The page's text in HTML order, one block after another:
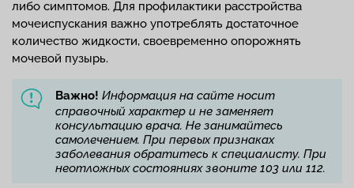
либо симптомов. Для профилактики расстройства
мочеиспускания важно употреблять достаточное
количество жидкости, своевременно опорожнять
мочевой пузырь.
Важно! Информация на сайте носит
справочный характер и не заменяет
консультацию врача. Не занимайтесь
самолечением. При первых признаках
заболевания обратитесь к специалисту. При
неотложных состояниях звоните 103 или 112.